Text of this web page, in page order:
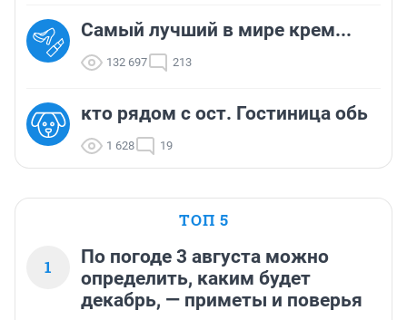
Самый лучший в мире крем...
132 697 213
кто рядом с ост. Гостиница обь
1 628 19
ТОП 5
1
По погоде 3 августа можно
определить, каким будет
декабрь, — приметы и поверья